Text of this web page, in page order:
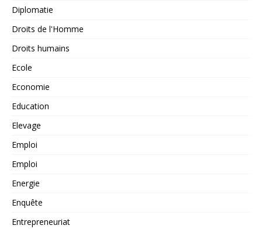
Diplomatie
Droits de l'Homme
Droits humains
Ecole
Economie
Education
Elevage
Emploi
Emploi
Energie
Enquête
Entrepreneuriat